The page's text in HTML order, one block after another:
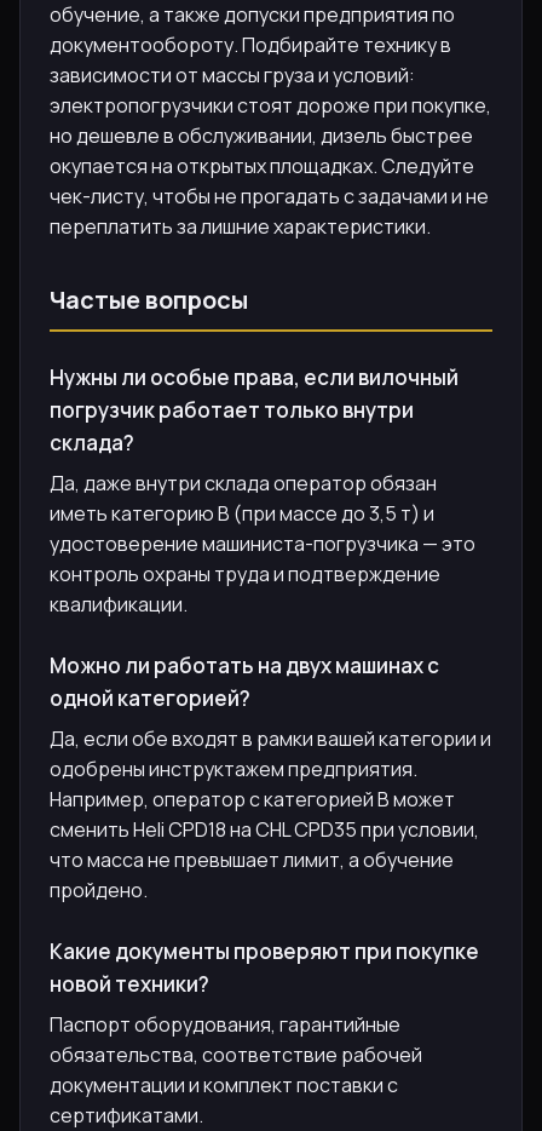
обучение, а также допуски предприятия по
документообороту. Подбирайте технику в
зависимости от массы груза и условий:
электропогрузчики стоят дороже при покупке,
но дешевле в обслуживании, дизель быстрее
окупается на открытых площадках. Следуйте
чек-листу, чтобы не прогадать с задачами и не
переплатить за лишние характеристики.
Частые вопросы
Нужны ли особые права, если вилочный
погрузчик работает только внутри
склада?
Да, даже внутри склада оператор обязан
иметь категорию B (при массе до 3,5 т) и
удостоверение машиниста-погрузчика — это
контроль охраны труда и подтверждение
квалификации.
Можно ли работать на двух машинах с
одной категорией?
Да, если обе входят в рамки вашей категории и
одобрены инструктажем предприятия.
Например, оператор с категорией B может
сменить Heli CPD18 на CHL CPD35 при условии,
что масса не превышает лимит, а обучение
пройдено.
Какие документы проверяют при покупке
новой техники?
Паспорт оборудования, гарантийные
обязательства, соответствие рабочей
документации и комплект поставки с
сертификатами.